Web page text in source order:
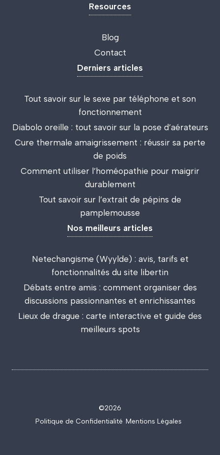
Resources
Blog
Contact
Derniers articles
Tout savoir sur le sexe par téléphone et son
fonctionnement
Diabolo oreille : tout savoir sur la pose d’aérateurs
Cure thermale amaigrissement : réussir sa perte
de poids
Comment utiliser l’homéopathie pour maigrir
durablement
Tout savoir sur l’extrait de pépins de
pamplemousse
Nos meilleurs articles
Netechangisme (Wyylde) : avis, tarifs et
fonctionnalités du site libertin
Débats entre amis : comment organiser des
discussions passionnantes et enrichissantes
Lieux de drague : carte interactive et guide des
meilleurs spots
©2026
Politique de Confidentialité Mentions Légales